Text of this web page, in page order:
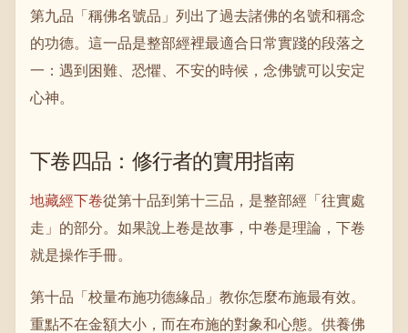
第九品「稱佛名號品」列出了過去諸佛的名號和稱念
的功德。這一品是整部經裡最適合日常實踐的段落之
一：遇到困難、恐懼、不安的時候，念佛號可以安定
心神。
下卷四品：修行者的實用指南
地藏經下卷從第十品到第十三品，是整部經「往實處
走」的部分。如果說上卷是故事，中卷是理論，下卷
就是操作手冊。
第十品「校量布施功德緣品」教你怎麼布施最有效。
重點不在金額大小，而在布施的對象和心態。供養佛